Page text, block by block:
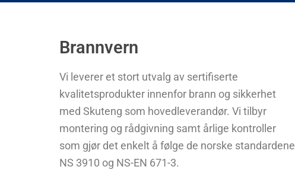
Brannvern
Vi leverer et stort utvalg av sertifiserte
kvalitetsprodukter innenfor brann og sikkerhet
med Skuteng som hovedleverandør. Vi tilbyr
montering og rådgivning samt årlige kontroller
som gjør det enkelt å følge de norske standardene
NS 3910 og NS-EN 671-3.